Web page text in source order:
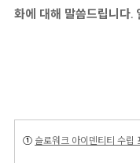
화에 대해 말씀드립니다.
① 슬로워크 아이덴티티 수립